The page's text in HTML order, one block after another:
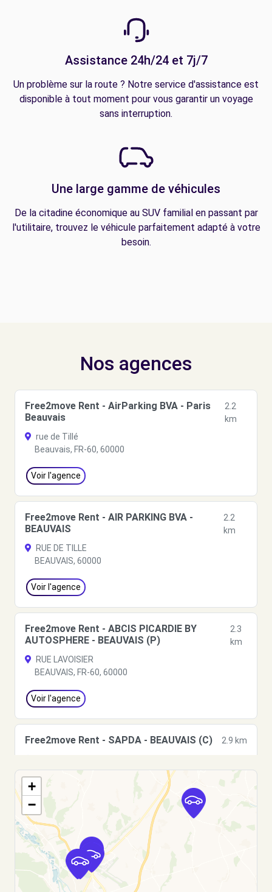
Assistance 24h/24 et 7j/7
Un problème sur la route ? Notre service d'assistance est
disponible à tout moment pour vous garantir un voyage
sans interruption.
Une large gamme de véhicules
De la citadine économique au SUV familial en passant par
l'utilitaire, trouvez le véhicule parfaitement adapté à votre
besoin.
Nos agences
Free2move Rent - AirParking BVA - Paris
Beauvais
2.2
km
rue de Tillé
Beauvais, FR-60, 60000
Voir l'agence
Free2move Rent - AIR PARKING BVA -
BEAUVAIS
2.2
km
RUE DE TILLE
BEAUVAIS, 60000
Voir l'agence
Free2move Rent - ABCIS PICARDIE BY
AUTOSPHERE - BEAUVAIS (P)
2.3
km
RUE LAVOISIER
BEAUVAIS, FR-60, 60000
Voir l'agence
Free2move Rent - SAPDA - BEAUVAIS (C)
2.9 km
BEAUVAIS, FR-60, 60000
Voir l'agence
Free2move Rent - DS STORE BEAUVAIS -
BEAUVAIS AEROPORT (DS)
avenue des censives
TILLE, FR-60, 60000
+
−